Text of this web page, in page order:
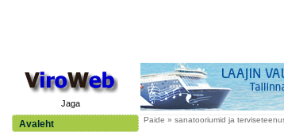
Jaga
Avaleht
Paide » sanatooriumid ja